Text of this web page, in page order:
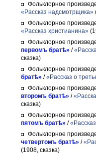
Фольклорное
«Рассказ надсмотрщика»
Фольклорное
«Рассказ христианина»
Фольклорное
первомъ братѣ» /
сказка)
Фольклорное
братѣ» /«Рассказ о
Фольклорное
второмъ братѣ» /
сказка)
Фольклорное
пятомъ братѣ» /
Фольклорное
четвертомъ братѣ» /
(1908, сказка)